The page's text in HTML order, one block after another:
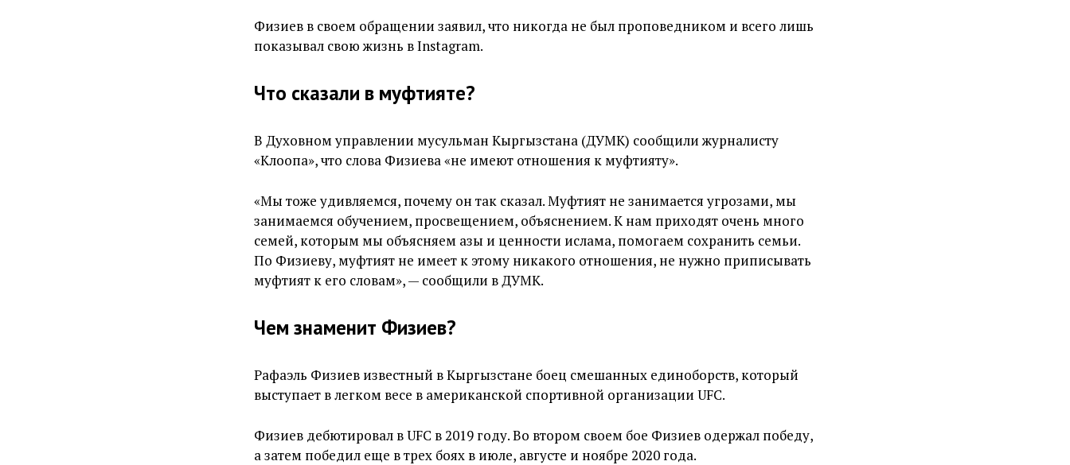
Физиев в своем обращении заявил, что никогда не был проповедником и всего лишь
показывал свою жизнь в Instagram.
Что сказали в муфтияте?
В Духовном управлении мусульман Кыргызстана (ДУМК) сообщили журналисту
«Клоопа», что слова Физиева «не имеют отношения к муфтияту».
«Мы тоже удивляемся, почему он так сказал. Муфтият не занимается угрозами, мы
занимаемся обучением, просвещением, объяснением. К нам приходят очень много
семей, которым мы объясняем азы и ценности ислама, помогаем сохранить семьи.
По Физиеву, муфтият не имеет к этому никакого отношения, не нужно приписывать
муфтият к его словам», — сообщили в ДУМК.
Чем знаменит Физиев?
Рафаэль Физиев известный в Кыргызстане боец смешанных единоборств, который
выступает в легком весе в американской спортивной организации UFC.
Физиев дебютировал в UFC в 2019 году. Во втором своем бое Физиев одержал победу,
а затем победил еще в трех боях в июле, августе и ноябре 2020 года.